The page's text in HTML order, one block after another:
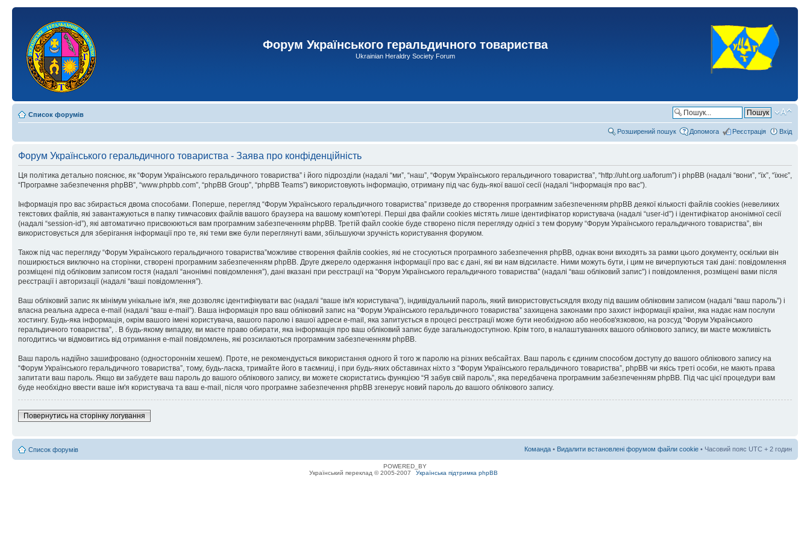
Форум Українського геральдичного товариства
Ukrainian Heraldry Society Forum
Список форумів
Розширений пошук Допомога Реєстрація Вхід
Форум Українського геральдичного товариства - Заява про конфіденційність
Ця політика детально пояснює, як “Форум Українського геральдичного товариства” і його підрозділи (надалі “ми”, “наш”, “Форум Українського геральдичного товариства”, “http://uht.org.ua/forum”) і phpBB (надалі “вони”, “їх”, “їхнє”,
“Програмне забезпечення phpBB”, “www.phpbb.com”, “phpBB Group”, “phpBB Teams”) використовують інформацію, отриману під час будь-якої вашої сесії (надалі “інформація про вас”).
Інформація про вас збирається двома способами. Поперше, перегляд “Форум Українського геральдичного товариства” призведе до створення програмним забезпеченням phpBB деякої кількості файлів cookies (невеликих
текстових файлів, які завантажуються в папку тимчасових файлів вашого браузера на вашому комп'ютері. Перші два файли cookies містять лише ідентифікатор користувача (надалі “user-id”) і ідентифікатор анонімної сесії
(надалі “session-id”), які автоматично присвоюються вам програмним забезпеченням phpBB. Третій файл cookie буде створено після перегляду однієї з тем форуму “Форум Українського геральдичного товариства”, він
використовується для зберігання інформації про те, які теми вже були переглянуті вами, збільшуючи зручність користування форумом.
Також під час перегляду “Форум Українського геральдичного товариства”можливе створення файлів cookies, які не стосуються програмного забезпечення phpBB, однак вони виходять за рамки цього документу, оскільки він
поширюється виключно на сторінки, створені програмним забезпеченням phpBB. Друге джерело одержання інформації про вас є дані, які ви нам відсилаєте. Ними можуть бути, і цим не вичерпуються такі дані: повідомлення
розміщені під обліковим записом гостя (надалі “анонімні повідомлення”), дані вказані при реєстрації на “Форум Українського геральдичного товариства” (надалі “ваш обліковий запис”) і повідомлення, розміщені вами після
реєстрації і авторизації (надалі “ваші повідомлення”).
Ваш обліковий запис як мінімум унікальне ім'я, яке дозволяє ідентифікувати вас (надалі “ваше ім'я користувача”), індивідуальний пароль, який використовуєтьсядля входу під вашим обліковим записом (надалі “ваш пароль”) і
власна реальна адреса e-mail (надалі “ваш e-mail”). Ваша інформація про ваш обліковий запис на “Форум Українського геральдичного товариства” захищена законами про захист інформації країни, яка надає нам послуги
хостингу. Будь-яка інформація, окрім вашого імені користувача, вашого паролю і вашої адреси e-mail, яка запитується в процесі реєстрації може бути необхідною або необов'язковою, на розсуд “Форум Українського
геральдичного товариства”, . В будь-якому випадку, ви маєте право обирати, яка інформація про ваш обліковий запис буде загальнодоступною. Крім того, в налаштуваннях вашого облікового запису, ви маєте можливість
погодитись чи відмовитись від отримання e-mail повідомлень, які розсилаються програмним забезпеченням phpBB.
Ваш пароль надійно зашифровано (одностороннім хешем). Проте, не рекомендується використання одного й того ж паролю на різних вебсайтах. Ваш пароль є єдиним способом доступу до вашого облікового запису на
“Форум Українського геральдичного товариства”, тому, будь-ласка, тримайте його в таємниці, і при будь-яких обставинах ніхто з “Форум Українського геральдичного товариства”, phpBB чи якісь треті особи, не мають права
запитати ваш пароль. Якщо ви забудете ваш пароль до вашого облікового запису, ви можете скористатись функцією “Я забув свій пароль”, яка передбачена програмним забезпеченням phpBB. Під час цієї процедури вам
буде необхідно ввести ваше ім'я користувача та ваш e-mail, після чого програмне забезпечення phpBB згенерує новий пароль до вашого облікового запису.
Повернутись на сторінку логування
Список форумів Команда • Видалити встановлені форумом файли cookie • Часовий пояс UTC + 2 годин
POWERED_BY
Український переклад © 2005-2007
Українська підтримка phpBB